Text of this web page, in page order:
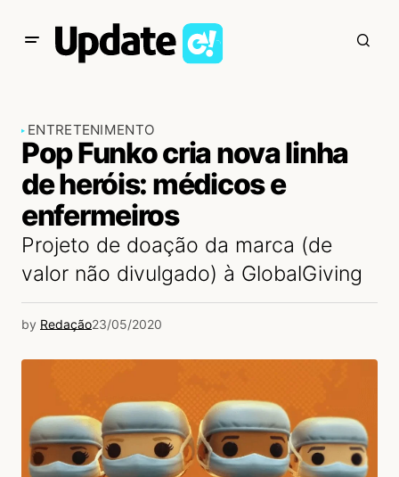
ENTRETENIMENTO
Pop Funko cria nova linha
de heróis: médicos e
enfermeiros
Projeto de doação da marca (de
valor não divulgado) à GlobalGiving
by Redação23/05/2020